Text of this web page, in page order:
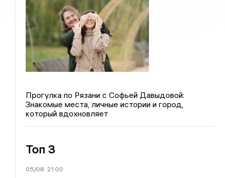
Прогулка по Рязани с Софьей Давыдовой:
Знакомые места, личные истории и город,
который вдохновляет
Топ 3
05/08 21:00